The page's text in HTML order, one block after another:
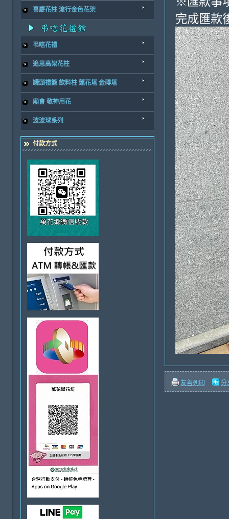
喜慶花柱 流行金色花架
弔唁花禮
追思高架花柱
罐頭禮籃 飲料柱 蓮花塔 金磚塔
廟會 敬神用花
波波球系列
付款方式
完成匯款
友善列印 分